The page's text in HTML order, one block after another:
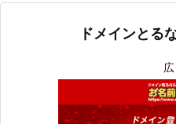
ドメインとる